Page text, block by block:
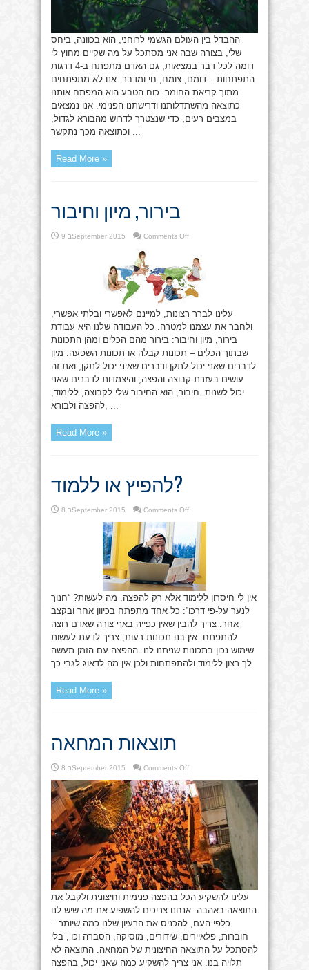
ההבדל בין העולם הגשמי לרוחני, הוא בכוונה, ביחס
שלי, בצורה שבה אני מסתכל על מה שקיים מחוץ לי
דומה לכל דבר במציאות, גם האדם מתפתח ב-4 דרגות
התפתחות – דומם, צומח, חי ומדבר. אנו לא מתפתחים
מתוך קריאת החומר. כוח הטבע הוא המפתח אותנו
כתוצאה מהשתדלותנו ודרישתנו הפנימי. אנו נמצאים
במצבים רעים, כדי שנצטרך לדרוש מהבורא לגדול,
וכתוצאה מכך נתקשר ...
Read More »
בירור, מיון וחיבור
9 בSeptember 2015 Comments Offon
וחיבור
עלינו לברר רצונות, למיינם לאפשרי ובלתי אפשרי,
ולחבר את עצמנו למטרה. כל העבודה שלנו היא עבודת
בירור, מיון וחיבור: בירור מהם הכלים ומהן התכונות
שבתוך הכלים – תכונות קבלה או תכונות השפעה. מיון
לדברים שאני יכול לתקן ודברים שאיני יכול לתקן, ואת זה
עושים בעזרת קבוצה והפצה, והיצמדות לדברים שאני
יכול לשנות. חיבור, הוא החיבור שלי לקבוצה, ללימוד,
להפצה ולבורא, ...
Read More »
להפיץ או ללמוד?
8 בSeptember 2015 Comments Offon
אין לי חיסרון ללימוד אלא רק להפצה. מה לעשות? “חנוך
לנער על-פי דרכו”: כל אחד מתפתח בכיוון אחר ובקצב
אחר. צריך להבין שאין כפייה באף צורה שאדם רוצה
להתפתח. אין בנו תכונות רעות, צריך לדעת לעשות
שימוש נכון בתכונות שניתנו לנו. ההפצה עם הזמן תעשה
לך רצון ללימוד ולהתפתחות ולכן אין מה לדאוג לגבי כך.
Read More »
תוצאות המחאה
8 בSeptember 2015 Comments Offon
המחאה
עלינו להשקיע הכל בהפצה פנימית וחיצונית ולקבל את
התוצאה באהבה. אנחנו צריכים להשפיע את מה שיש לנו
כלפי העם, להכניס את הרעיון שלנו כמה שיותר –
חוברות, פלאיירים, שידורים, מוסיקה, הסברה וכו’, בלי
להסתכל על התוצאה החיצונית של המחאה. התוצאה לא
תלויה בנו. אני צריך להשקיע כמה שאני יכול, בהפצה